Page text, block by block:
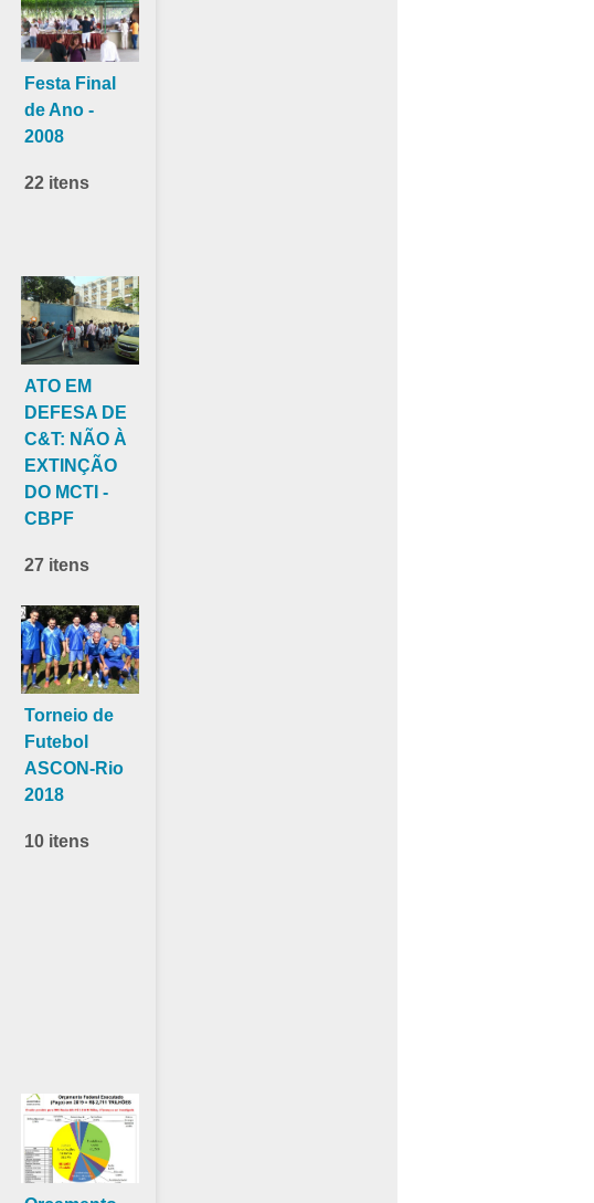
Festa Final
de Ano -
2008
22 itens
ATO EM
DEFESA DE
C&T: NÃO À
EXTINÇÃO
DO MCTI -
CBPF
27 itens
Torneio de
Futebol
ASCON-Rio
2018
10 itens